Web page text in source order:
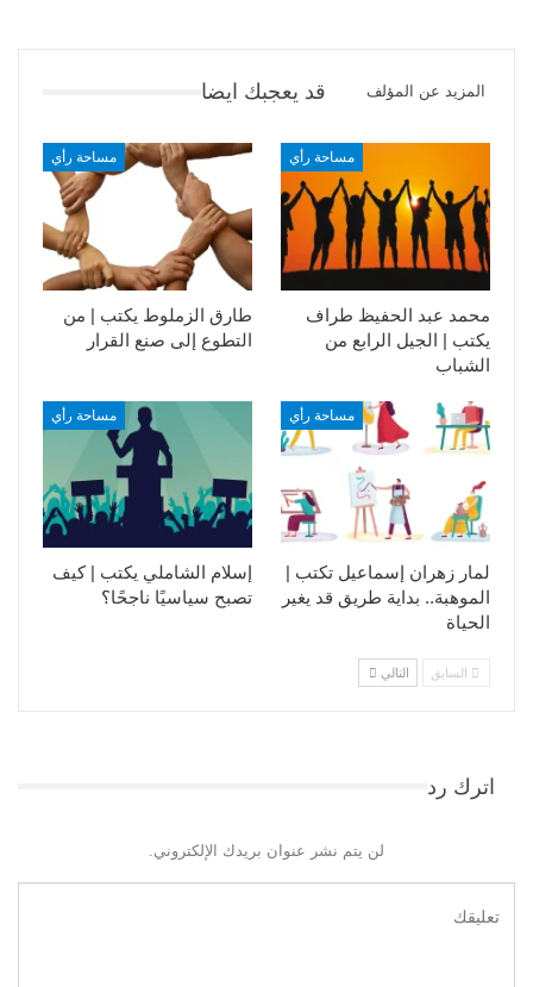
قد يعجبك ايضا المزيد عن المؤلف
مساحة رأي
طارق الزملوط يكتب | من
التطوع إلى صنع القرار
مساحة رأي
محمد عبد الحفيظ طراف
يكتب | الجيل الرابع من
الشباب
مساحة رأي
إسلام الشاملي يكتب | كيف
تصبح سياسيًا ناجحًا؟
مساحة رأي
لمار زهران إسماعيل تكتب |
الموهبة.. بداية طريق قد يغير
الحياة
السابق التالي
اترك رد
لن يتم نشر عنوان بريدك الإلكتروني.